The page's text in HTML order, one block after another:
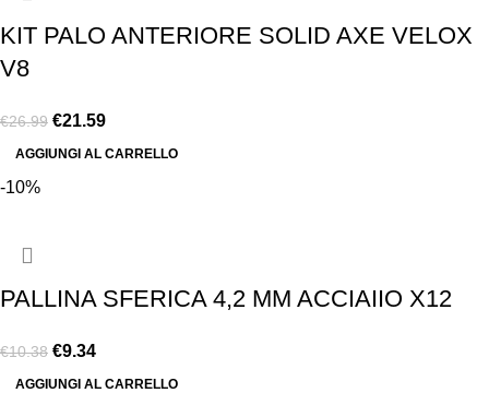
KIT PALO ANTERIORE SOLID AXE VELOX
V8
€26.99 €21.59
AGGIUNGI AL CARRELLO
-10%
PALLINA SFERICA 4,2 MM ACCIAIIO X12
€10.38 €9.34
AGGIUNGI AL CARRELLO